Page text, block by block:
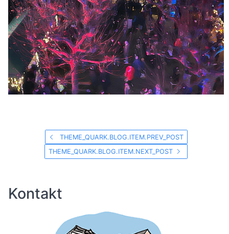
THEME_QUARK.BLOG.ITEM.PREV_POST
THEME_QUARK.BLOG.ITEM.NEXT_POST
Kontakt